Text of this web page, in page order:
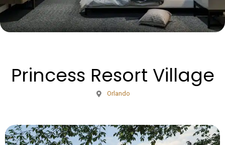
Princess Resort Village
Orlando